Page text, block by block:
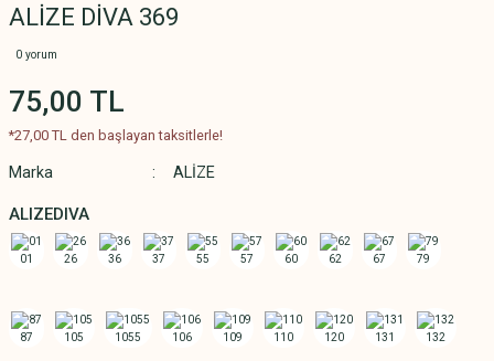
ALİZE DİVA 369
0 yorum
75,00 TL
*27,00 TL den başlayan taksitlerle!
Marka ALİZE
ALIZEDIVA